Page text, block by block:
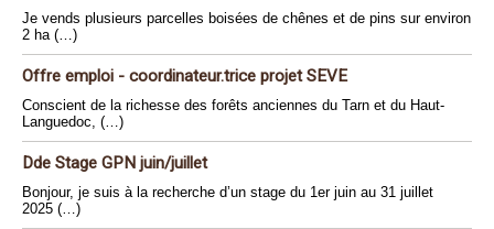
Je vends plusieurs parcelles boisées de chênes et de pins sur environ
2 ha (…)
Offre emploi - coordinateur.trice projet SEVE
Conscient de la richesse des forêts anciennes du Tarn et du Haut-
Languedoc, (…)
Dde Stage GPN juin/juillet
Bonjour, je suis à la recherche d’un stage du 1er juin au 31 juillet
2025 (…)